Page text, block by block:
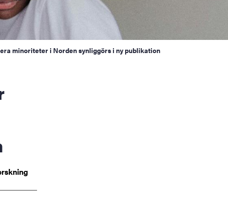
minoriteter i Norden synliggörs i ny publikation